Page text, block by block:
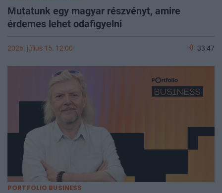
Mutatunk egy magyar részvényt, amire
érdemes lehet odafigyelni
2026. július 15. 12:00 33:47
PORTFOLIO BUSINESS